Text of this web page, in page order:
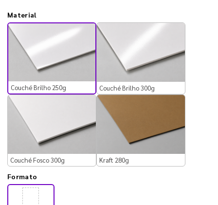
Material
Couché Brilho 250g Couché Brilho 300g
Couché Fosco 300g Kraft 280g
Formato